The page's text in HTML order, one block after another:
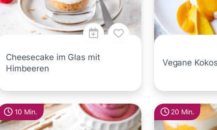
Cheesecake im Glas mit
Himbeeren
Vegane
10 Min. 20 Min.